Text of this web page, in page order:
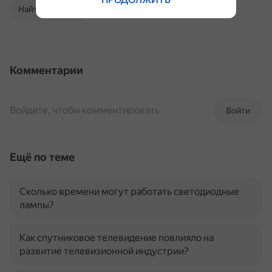
Найти в Поиске
Комментарии
Войти
Войдите, чтобы комментировать
Ещё по теме
Сколько времени могут работать светодиодные
лампы?
Как спутниковое телевидение повлияло на
развитие телевизионной индустрии?